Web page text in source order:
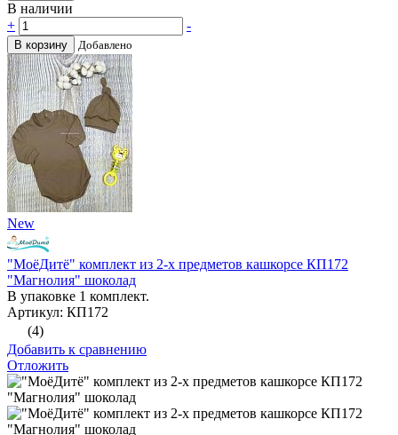
В наличии
+
-
В корзину Добавлено
New
"МоёДитё" комплект из 2-х предметов кашкорсе КП172
"Магнолия" шоколад
В упаковке 1 комплект.
Артикул: КП172
(4)
Добавить к сравнению
Отложить